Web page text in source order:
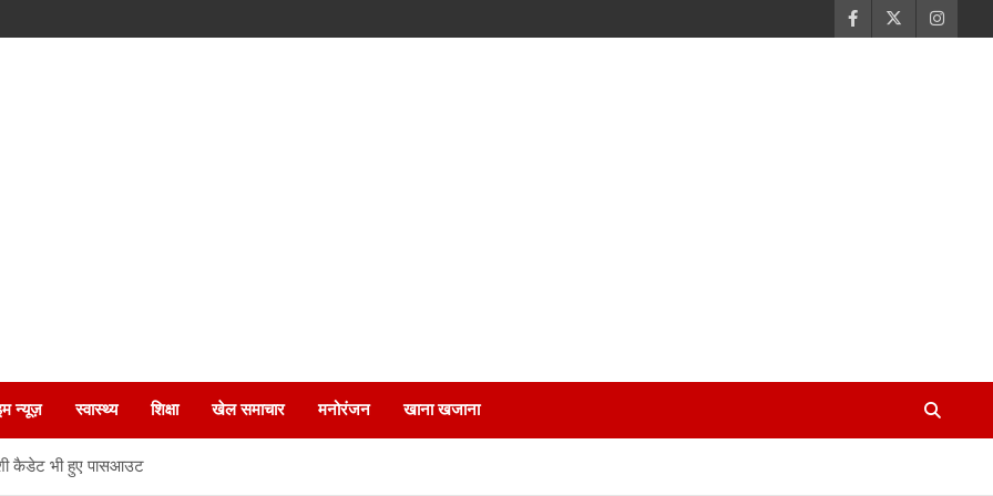
न्यूज़ स्वास्थ्य शिक्षा खेल समाचार मनोरंजन खाना खजाना
कैडेट भी हुए पासआउट